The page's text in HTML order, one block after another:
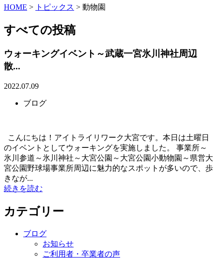
HOME > トピックス > 動物園
すべての投稿
ウォーキングイベント～武蔵一宮氷川神社周辺
散...
2022.07.09
ブログ
こんにちは！アイトライリワーク大宮です。本日は土曜日
のイベントとしてウォーキングを実施しました。 事業所～
氷川参道～氷川神社～大宮公園～大宮公園小動物園～県営大
宮公園野球場事業所周辺に魅力的なスポットが多いので、歩
きなが...
続きを読む
カテゴリー
ブログ
お知らせ
ご利用者・卒業者の声